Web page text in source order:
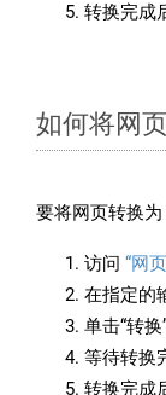
转换完成
如何将网
要将网页转换为
访问 “网
在指定的
单击“转换
等待转换
转换完成